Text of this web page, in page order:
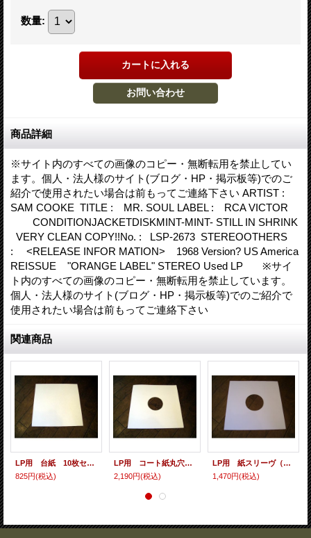
数量:
商品詳細
※サイト内のすべての画像のコピー・無断転用を禁止してい
ます。個人・法人様のサイト(ブログ・HP・掲示板等)でのご
紹介で使用されたい場合は前もってご連絡下さい ARTIST :
SAM COOKE TITLE : MR. SOUL LABEL : RCA VICTOR
CONDITIONJACKETDISKMINT-MINT- STILL IN SHRINK
VERY CLEAN COPY!!No. : LSP-2673 STEREOOTHERS
: <RELEASE INFOR MATION> 1968 Version? US America
REISSUE "ORANGE LABEL" STEREO Used LP ※サイ
ト内のすべての画像のコピー・無断転用を禁止しています。
個人・法人様のサイト(ブログ・HP・掲示板等)でのご紹介で
使用されたい場合は前もってご連絡下さい
関連商品
LP用 台紙 10枚セット
825円(税込)
LP用 コート紙丸穴ジャケ 10枚セット
2,190円(税込)
LP用 紙スリーヴ（レギュラー 四角の角） 10枚セット
1,470円(税込)